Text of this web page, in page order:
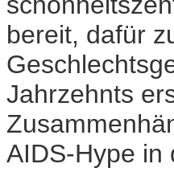
bereit, dafür
Jahrzehnts
AIDS-Hype in